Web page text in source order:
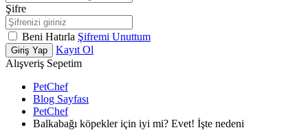
Şifre
Beni Hatırla Şifremi Unuttum
Giriş Yap
Kayıt Ol
Alışveriş Sepetim
PetChef
Blog Sayfası
PetChef
Balkabağı köpekler için iyi mi? Evet! İşte nedeni